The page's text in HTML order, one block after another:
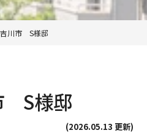
吉川市 S様邸
S様邸
(2026.05.13 更新)